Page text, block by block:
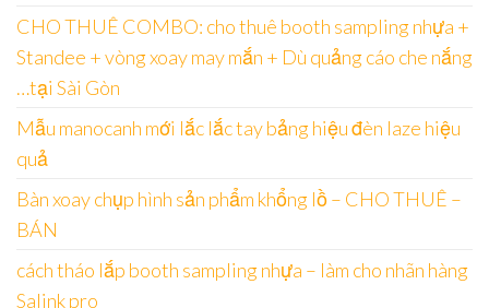
CHO THUÊ COMBO: cho thuê booth sampling nhựa +
Standee + vòng xoay may mắn + Dù quảng cáo che nắng
…tại Sài Gòn
Mẫu manocanh mới lắc lắc tay bảng hiệu đèn laze hiệu
quả
Bàn xoay chụp hình sản phẩm khổng lồ – CHO THUÊ –
BÁN
cách tháo lắp booth sampling nhựa – làm cho nhãn hàng
Salink pro